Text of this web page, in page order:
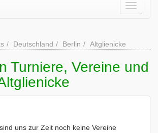
Deutschland Berlin Altglienicke
Turniere, Vereine und
uns zur Zeit noch keine Vereine